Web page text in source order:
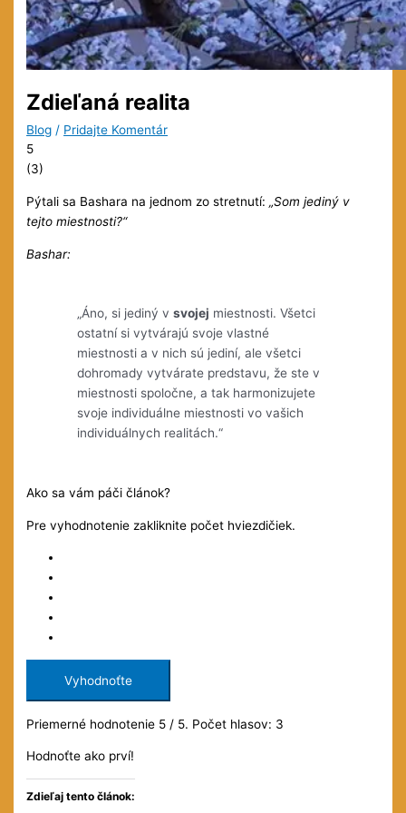
Zdieľaná realita
Blog / Pridajte Komentár
5
(3)
Pýtali sa Bashara na jednom zo stretnutí:„Som jediný v
tejto miestnosti?“
Bashar:
„Áno, si jediný vsvojej miestnosti. Všetci
ostatní si vytvárajú svoje vlastné
miestnosti a v nich sú jediní, ale všetci
dohromady vytvárate predstavu, že ste v
miestnosti spoločne, a tak harmonizujete
svoje individuálne miestnosti vo vašich
individuálnych realitách.“
Ako sa vám páči článok?
Pre vyhodnotenie zakliknite počet hviezdičiek.
Vyhodnoťte
Priemerné hodnotenie 5 / 5. Počet hlasov: 3
Hodnoťte ako prví!
Zdieľaj tento článok: